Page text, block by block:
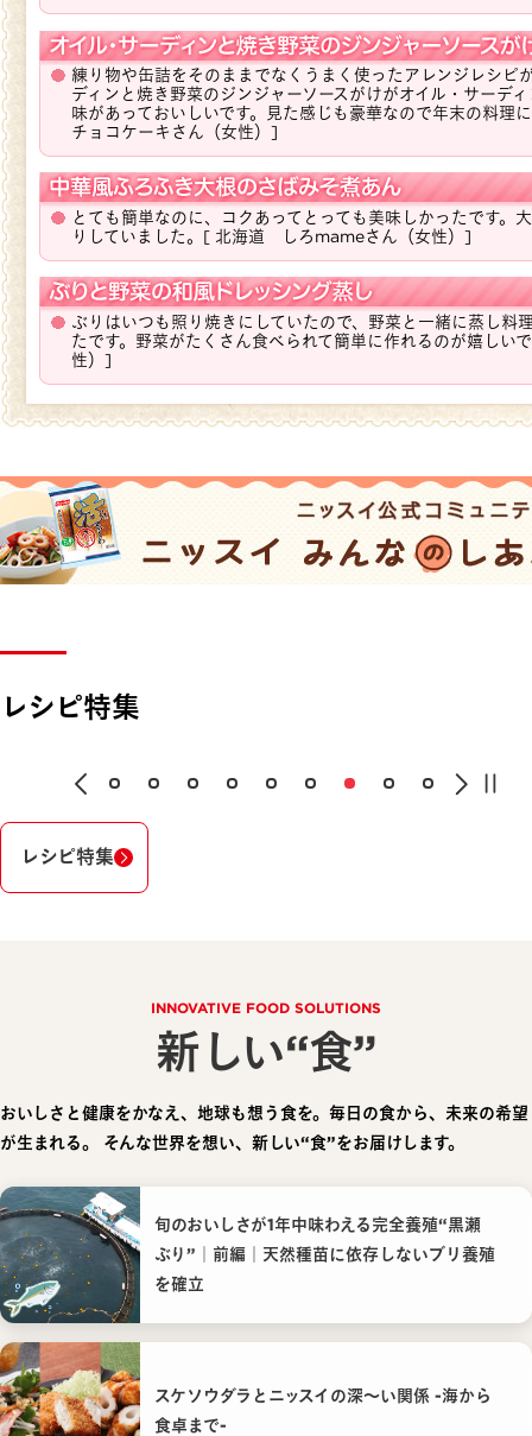
練り物や缶詰をそのままでなくうまく使ったアレンジレシピ
ディンと焼き野菜のジンジャーソースがけがオイル・サーデ
味があっておいしいです。見た感じも豪華なので年末の料理
チョコケーキさん（女性）]
とても簡単なのに、コクあってとっても美味しかったです。
りしていました。 [ 北海道 しろmameさん（女性）]
ぶりはいつも照り焼きにしていたので、野菜と一緒に蒸し料
たです。野菜がたくさん食べられて簡単に作れるのが嬉しい
性）]
レシピ特集
レシピ特集
INNOVATIVE FOOD SOLUTIONS
新しい“食”
おいしさと健康をかなえ、地球も想う食を。毎日の食から、未来の希望
が生まれる。
そんな世界を想い、新しい“食”をお届けします。
旬のおいしさが1年中味わえる完全養殖“黒瀬
ぶり”｜前編｜天然種苗に依存しないブリ養殖
を確立
スケソウダラとニッスイの深〜い関係 -海から
食卓まで-